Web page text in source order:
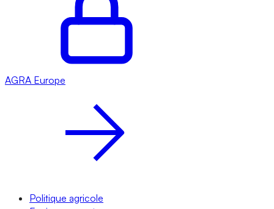
AGRA Europe
Politique agricole